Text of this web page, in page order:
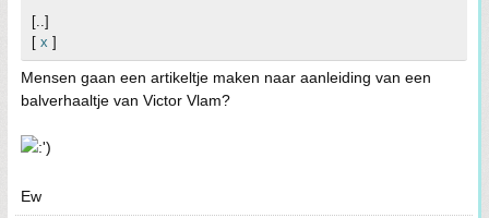
[..]
[ x ]
Mensen gaan een artikeltje maken naar aanleiding van een
balverhaaltje van Victor Vlam?
Ew